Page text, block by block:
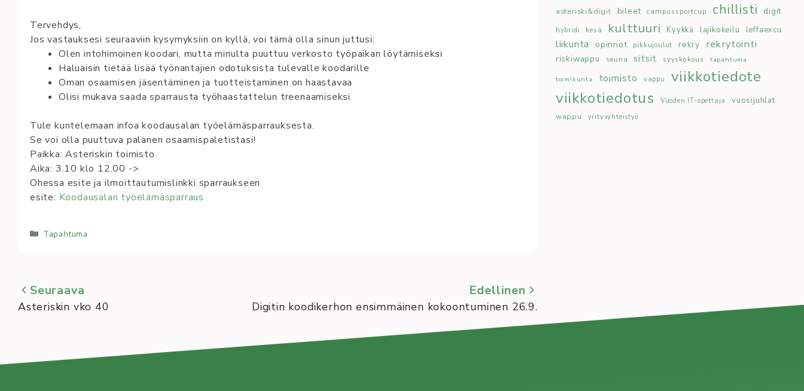
Tervehdys,
Jos vastauksesi seuraaviin kysymyksiin on kyllä, voi tämä olla sinun juttusi:
Olen intohimoinen koodari, mutta minulta puuttuu verkosto työpaikan löytämiseksi
Haluaisin tietää lisää työnantajien odotuksista tulevalle koodarille
Oman osaamisen jäsentäminen ja tuotteistaminen on haastavaa
Olisi mukava saada sparrausta työhaastattelun treenaamiseksi
Tule kuntelemaan infoa koodausalan työelämäsparrauksesta.
Se voi olla puuttuva palanen osaamispaletistasi!
Paikka: Asteriskin toimisto
Aika: 3.10 klo 12.00 ->
Ohessa esite ja ilmoittautumislinkki sparraukseen
esite: Koodausalan työelämäsparraus
Kategoriat
Tapahtuma
Seuraava
Asteriskin vko 40
Edellinen
Digitin koodikerhon ensimmäinen kokoontuminen 26.9.
asteriski&digit bileet campussportcup chillisti digit
hybridi kesä kulttuuri Kyykkä lajikokeilu leffaexcu
liikunta opinnot pikkujoulut rekry rekrytointi
riskiwappu sauna sitsit syyskokous tapahtuma
toimikunta toimisto vappu
viikkotiedote
viikkotiedotus
Vuoden IT-opettaja vuosijuhlat
wappu yritysyhteistyö